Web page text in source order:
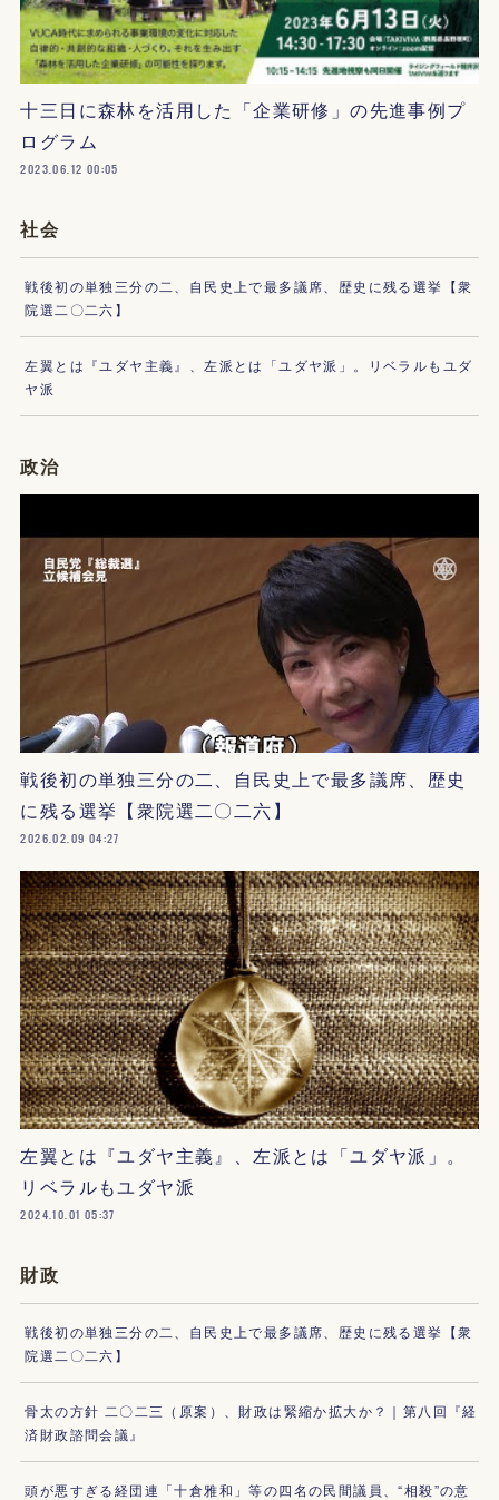
十三日に森林を活用した「企業研修」の先進事例プ
ログラム
2023.06.12 00:05
社会
戦後初の単独三分の二、自民史上で最多議席、歴史に残る選挙【衆
院選二〇二六】
左翼とは『ユダヤ主義』、左派とは「ユダヤ派」。リベラルもユダ
ヤ派
政治
戦後初の単独三分の二、自民史上で最多議席、歴史
に残る選挙【衆院選二〇二六】
2026.02.09 04:27
左翼とは『ユダヤ主義』、左派とは「ユダヤ派」。
リベラルもユダヤ派
2024.10.01 05:37
財政
戦後初の単独三分の二、自民史上で最多議席、歴史に残る選挙【衆
院選二〇二六】
骨太の方針 二〇二三（原案）、財政は緊縮か拡大か？｜第八回『経
済財政諮問会議』
頭が悪すぎる経団連「十倉雅和」等の四名の民間議員、“相殺”の意